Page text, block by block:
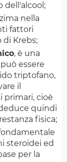
dell'alcool;
nella
fattori
di Krebs;
, è una
essere
triptofano,
il
cioè
quindi
fisica;
steroidei ed
per la